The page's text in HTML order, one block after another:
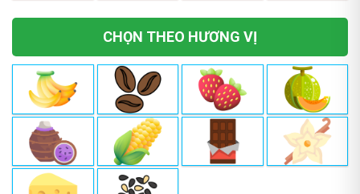
CHỌN THEO HƯƠNG VỊ